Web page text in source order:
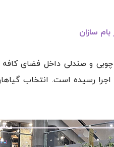
بام سازان
چوبی و صندلی داخل فضای
اجرا رسیده است. انتخاب